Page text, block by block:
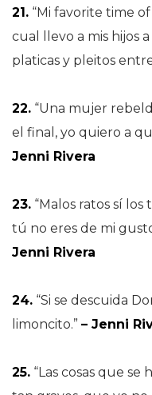
21. “Mi favorite time
cual llevo a mis hijos
platicas y pleitos
22. “Una mujer
el final, yo quiero a
Jenni Rivera
23. “Malos ratos sí
tú no eres de mi
Jenni Rivera
24. “Si se descuida
limoncito.” – Jenni
25. “Las cosas que